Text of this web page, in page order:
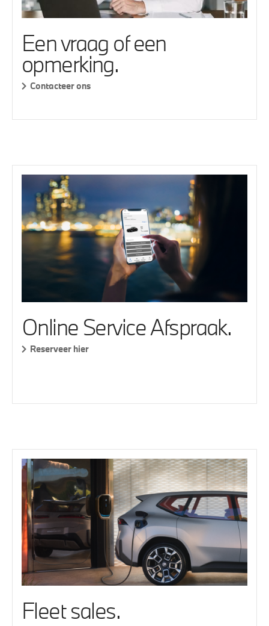
Een vraag of een
opmerking.
Contacteer ons
Online Service Afspraak.
Reserveer hier
Fleet sales.